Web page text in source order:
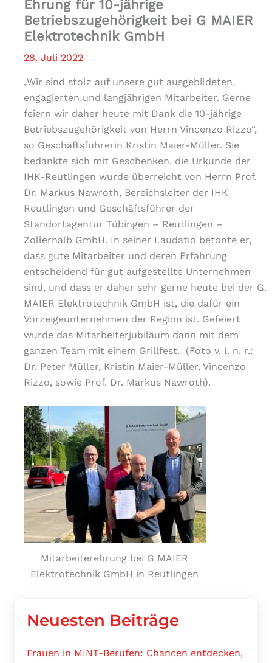
Ehrung für 10-jährige
Betriebszugehörigkeit bei G MAIER
Elektrotechnik GmbH
28. Juli 2022
„Wir sind stolz auf unsere gut ausgebildeten,
engagierten und langjährigen Mitarbeiter. Gerne
feiern wir daher heute mit Dank die 10-jährige
Betriebszugehörigkeit von Herrn Vincenzo Rizzo“,
so Geschäftsführerin Kristin Maier-Müller. Sie
bedankte sich mit Geschenken, die Urkunde der
IHK-Reutlingen wurde überreicht von Herrn Prof.
Dr. Markus Nawroth, Bereichsleiter der IHK
Reutlingen und Geschäftsführer der
Standortagentur Tübingen – Reutlingen –
Zollernalb GmbH. In seiner Laudatio betonte er,
dass gute Mitarbeiter und deren Erfahrung
entscheidend für gut aufgestellte Unternehmen
sind, und dass er daher sehr gerne heute bei der G.
MAIER Elektrotechnik GmbH ist, die dafür ein
Vorzeigeunternehmen der Region ist. Gefeiert
wurde das Mitarbeiterjubiläum dann mit dem
ganzen Team mit einem Grillfest. (Foto v. l. n. r.:
Dr. Peter Müller, Kristin Maier-Müller, Vincenzo
Rizzo, sowie Prof. Dr. Markus Nawroth).
Mitarbeiterehrung bei G MAIER
Elektrotechnik GmbH in Reutlingen
Neuesten Beiträge
Frauen in MINT-Berufen: Chancen entdecken,